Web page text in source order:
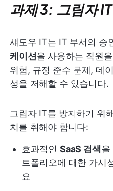
과제 3: 그림자 IT
섀도우 IT는 IT 부서의 승
케이션 을 사용하는 직원
위험, 규정 준수 문제, 데
성을 저해할 수 있습니다.
그림자 IT를 방지하기 위
치를 취해야 합니다:
효과적인 SaaS 검색을
트폴리오에 대한 가시
요